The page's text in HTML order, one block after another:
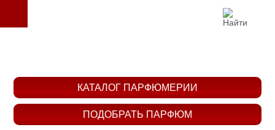
ПОДОБРАТЬ ПАРФЮМ
КАТАЛОГ ПАРФЮМЕРИИ